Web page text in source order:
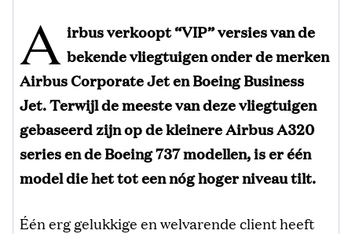
A irbus verkoopt “VIP” versies van de
bekende vliegtuigen onder de merken
Airbus Corporate Jet en Boeing Business
Jet. Terwijl de meeste van deze vliegtuigen
gebaseerd zijn op de kleinere Airbus A320
series en de Boeing 737 modellen, is er één
model die het tot een nóg hoger niveau tilt.
Één erg gelukkige en welvarende client heeft